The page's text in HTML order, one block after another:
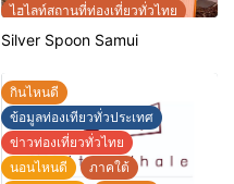
ไฮไลท์สถานที่ท่องเที่ยวทั่วไทย
Silver Spoon Samui
กินไหนดี
ข้อมูลท่องเทียวทั่วประเทศ
ข่าวท่องเที่ยวทั่วไทย
นอนไหนดี
ภาคใต้